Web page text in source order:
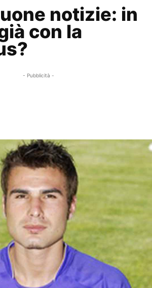
notizie: in
con la
- Pubblicità -